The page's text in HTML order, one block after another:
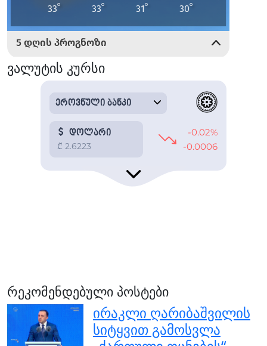
ვალუტის კურსი
რეკომენდებული პოსტები
ირაკლი ღარიბაშვილის
სიტყვით გამოსვლა